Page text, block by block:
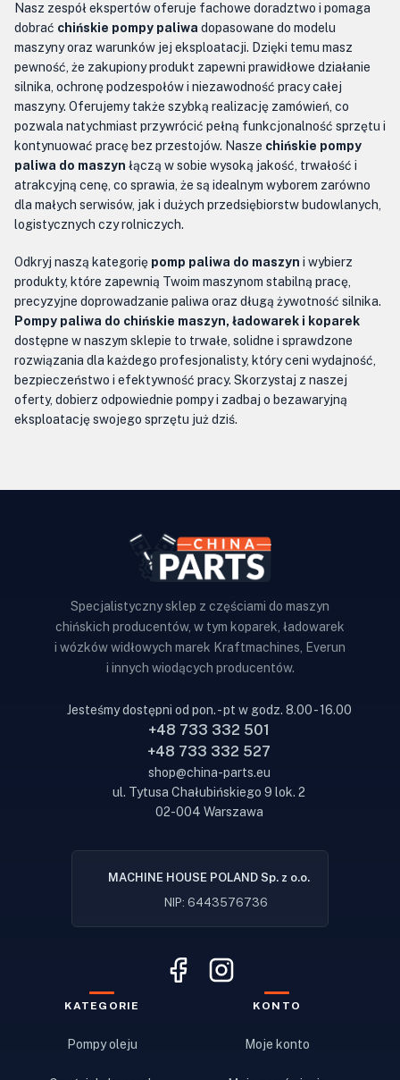
Nasz zespół ekspertów oferuje fachowe doradztwo i pomaga
dobrać chińskie pompy paliwa dopasowane do modelu
maszyny oraz warunków jej eksploatacji. Dzięki temu masz
pewność, że zakupiony produkt zapewni prawidłowe działanie
silnika, ochronę podzespołów i niezawodność pracy całej
maszyny. Oferujemy także szybką realizację zamówień, co
pozwala natychmiast przywrócić pełną funkcjonalność sprzętu i
kontynuować pracę bez przestojów. Nasze chińskie pompy
paliwa do maszyn łączą w sobie wysoką jakość, trwałość i
atrakcyjną cenę, co sprawia, że są idealnym wyborem zarówno
dla małych serwisów, jak i dużych przedsiębiorstw budowlanych,
logistycznych czy rolniczych.
Odkryj naszą kategorię pomp paliwa do maszyn i wybierz
produkty, które zapewnią Twoim maszynom stabilną pracę,
precyzyjne doprowadzanie paliwa oraz długą żywotność silnika.
Pompy paliwa do chińskie maszyn, ładowarek i koparek
dostępne w naszym sklepie to trwałe, solidne i sprawdzone
rozwiązania dla każdego profesjonalisty, który ceni wydajność,
bezpieczeństwo i efektywność pracy. Skorzystaj z naszej
oferty, dobierz odpowiednie pompy i zadbaj o bezawaryjną
eksploatację swojego sprzętu już dziś.
Specjalistyczny sklep z częściami do maszyn
chińskich producentów, w tym koparek, ładowarek
i wózków widłowych marek Kraftmachines, Everun
i innych wiodących producentów.
Jesteśmy dostępni od pon. - pt w godz. 8.00 - 16.00
+48 733 332 501
+48 733 332 527
shop@china-parts.eu
ul. Tytusa Chałubińskiego 9 lok. 2
02-004 Warszawa
MACHINE HOUSE POLAND Sp. z o.o.
NIP: 6443576736
KATEGORIE
Pompy oleju
KONTO
Moje konto